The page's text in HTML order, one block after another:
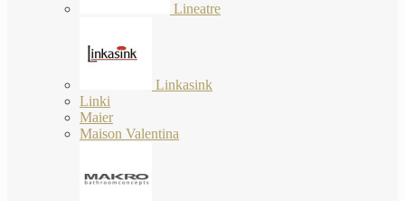
Lineatre
Linkasink
Linki
Maier
Maison Valentina